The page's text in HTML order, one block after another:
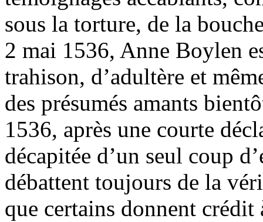
sous la torture, de la
2 mai 1536, Anne Boylen
trahison, d’adultère et
des présumés amants
1536, après une courte
décapitée d’un seul coup
débattent toujours de la
que certains donnent crédit